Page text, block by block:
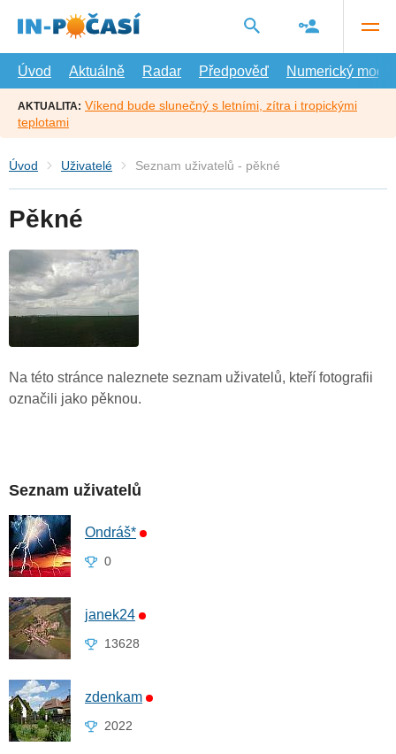
hlavní
Úvod
Aktuálně Radar Předpověď Numerický model
AKTUALITA: Víkend bude slunečný s letními, zítra i tropickými
teplotami
Úvod Uživatelé Seznam uživatelů - pěkné
Pěkné
Na této stránce naleznete seznam uživatelů, kteří fotografii
označili jako pěknou.
Seznam uživatelů
Ondráš*
0
janek24
13628
zdenkam
2022